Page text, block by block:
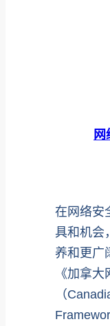
网
在网络安
具和机会
养和更广
《加拿
（